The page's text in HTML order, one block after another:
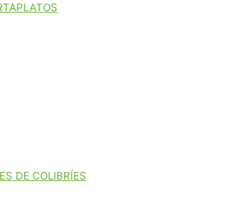
DE COLIBRÍES